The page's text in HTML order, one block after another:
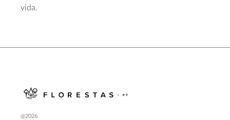
vida.
@2026